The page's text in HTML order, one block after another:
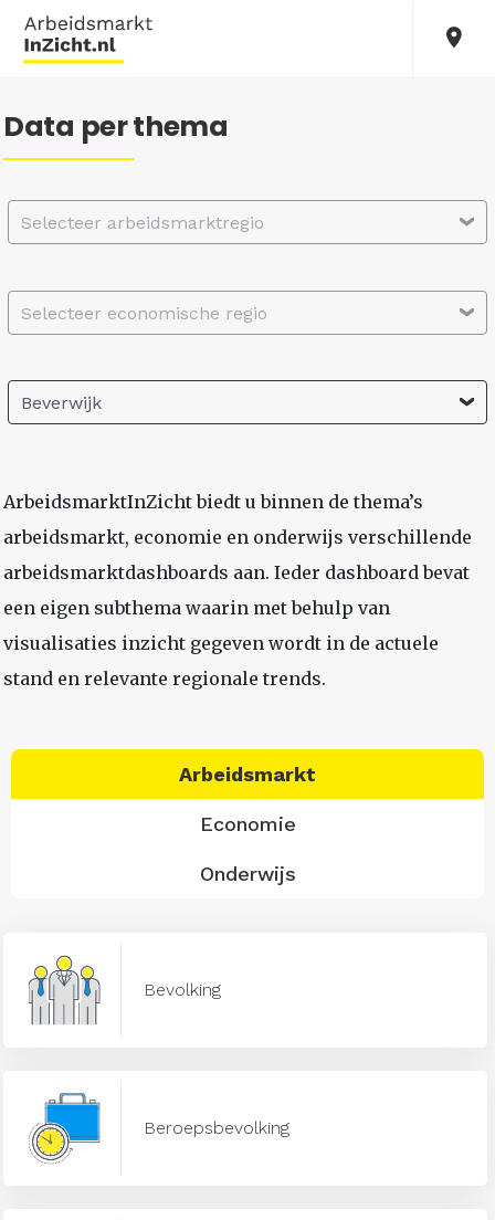
Data per thema
Selecteer arbeidsmarktregio
Selecteer economische regio
Beverwijk
ArbeidsmarktInZicht biedt u binnen de thema’s
arbeidsmarkt, economie en onderwijs verschillende
arbeidsmarktdashboards aan. Ieder dashboard bevat
een eigen subthema waarin met behulp van
visualisaties inzicht gegeven wordt in de actuele
stand en relevante regionale trends.
Arbeidsmarkt
Economie
Onderwijs
Bevolking
Beroepsbevolking